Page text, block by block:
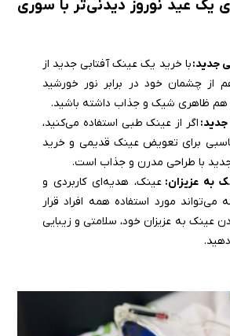
یک عید نوروز دیدنی‌تر با سوری
جدید:با خرید یک عینک آفتابی جدید از
از چشمان خود در برابر نور خورشید
هم ظاهری شیک و جذاب داشته باشید.
اگر از عینک طبی استفاده می‌کنید،
برای تعویض عینک قدیمی و خرید
با طراحی مدرن و جذاب است.
به عزیزان: عینک، هدیه‌ای کاربردی و
مورد استفاده همه افراد قرار
عینک به عزیزان خود، سلامتی و زیبایی